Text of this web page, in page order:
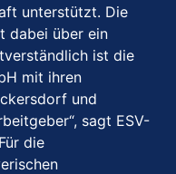
unterstützt. Die
dabei über ein
ist die
mit ihren
und
sagt ESV-
die